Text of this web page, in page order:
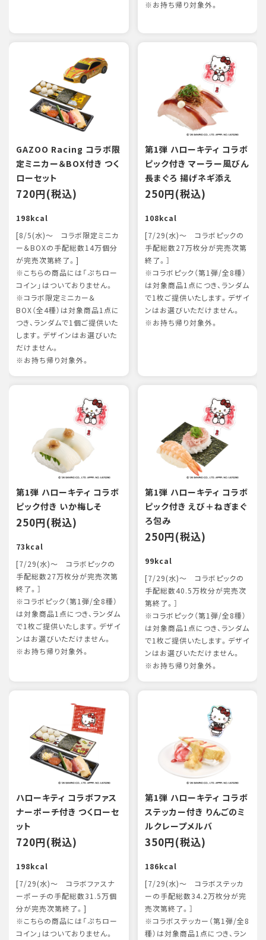
※お持ち帰り対象外。
GAZOO Racing コラボ限
定ミニカー＆BOX付き つく
ローセット
720円(税込)
198kcal
[8/5(水)～ コラボ限定ミニカ
ー＆BOXの手配総数14万個分
が完売次第終了。]
※こちらの商品には「ぷちロー
コイン」はついておりません。
※コラボ限定ミニカー＆
BOX（全4種）は対象商品1点に
つき、ランダムで1個ご提供いた
します。デザインはお選びいた
だけません。
※お持ち帰り対象外。
第1弾 ハローキティ コラボ
ピック付き マーラー風びん
長まぐろ 揚げネギ添え
250円(税込)
108kcal
[7/29(水)～ コラボピックの
手配総数27万枚分が完売次第
終了。］
※コラボピック（第1弾/全8種）
は対象商品1点につき、ランダム
で1枚ご提供いたします。デザイ
ンはお選びいただけません。
※お持ち帰り対象外。
第1弾 ハローキティ コラボ
ピック付き いか梅しそ
250円(税込)
73kcal
[7/29(水)～ コラボピックの
手配総数27万枚分が完売次第
終了。］
※コラボピック（第1弾/全8種）
は対象商品1点につき、ランダム
で1枚ご提供いたします。デザイ
ンはお選びいただけません。
※お持ち帰り対象外。
第1弾 ハローキティ コラボ
ピック付き えび＋ねぎまぐ
ろ包み
250円(税込)
99kcal
[7/29(水)～ コラボピックの
手配総数40.5万枚分が完売次
第終了。］
※コラボピック（第1弾/全8種）
は対象商品1点につき、ランダム
で1枚ご提供いたします。デザイ
ンはお選びいただけません。
※お持ち帰り対象外。
ハローキティ コラボファス
ナーポーチ付き つくローセ
ット
720円(税込)
198kcal
[7/29(水)～ コラボファスナ
ーポーチの手配総数31.5万個
分が完売次第終了。]
※こちらの商品には「ぷちロー
コイン」はついておりません。
第1弾 ハローキティ コラボ
ステッカー付き りんごのミ
ルクレープメルバ
350円(税込)
186kcal
[7/29(水)～ コラボステッカ
ーの手配総数34.2万枚分が完
売次第終了。］
※コラボステッカー（第1弾/全8
種）は対象商品1点につき、ラン